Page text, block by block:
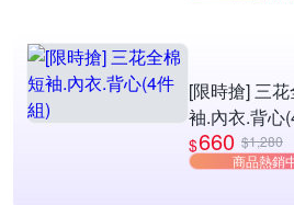
[限時搶] 三
袖.內衣.背心
$660 $1,280
商品熱銷